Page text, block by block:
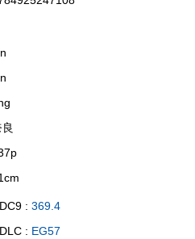
: 369.4
: EG57